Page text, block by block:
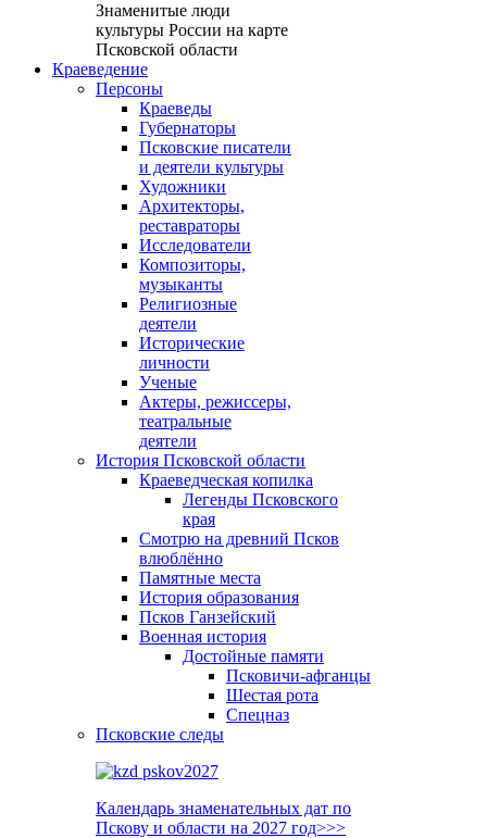
Знаменитые люди
культуры России на карте
Псковской области
Краеведение
Персоны
Краеведы
Губернаторы
Псковские писатели
и деятели культуры
Художники
Архитекторы,
реставраторы
Исследователи
Композиторы,
музыканты
Религиозные
деятели
Исторические
личности
Ученые
Актеры, режиссеры,
театральные
деятели
История Псковской области
Краеведческая копилка
Легенды Псковского
края
Смотрю на древний Псков
влюблённо
Памятные места
История образования
Псков Ганзейский
Военная история
Достойные памяти
Псковичи-афганцы
Шестая рота
Спецназ
Псковские следы
Календарь знаменательных дат по
Пскову и области на 2027 год>>>